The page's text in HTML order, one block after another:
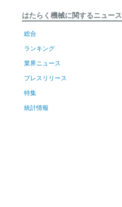
はたらく機械に関するニュース
総合
ランキング
業界ニュース
プレスリリース
特集
統計情報